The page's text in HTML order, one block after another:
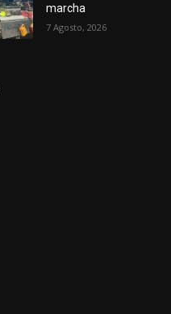
marcha
7 Agosto, 2026